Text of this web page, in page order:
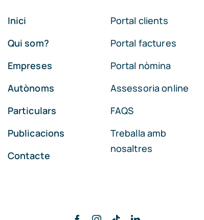
Inici
Qui som?
Empreses
Autònoms
Particulars
Publicacions
Contacte
Portal clients
Portal factures
Portal nòmina
Assessoria online
FAQS
Treballa amb
nosaltres